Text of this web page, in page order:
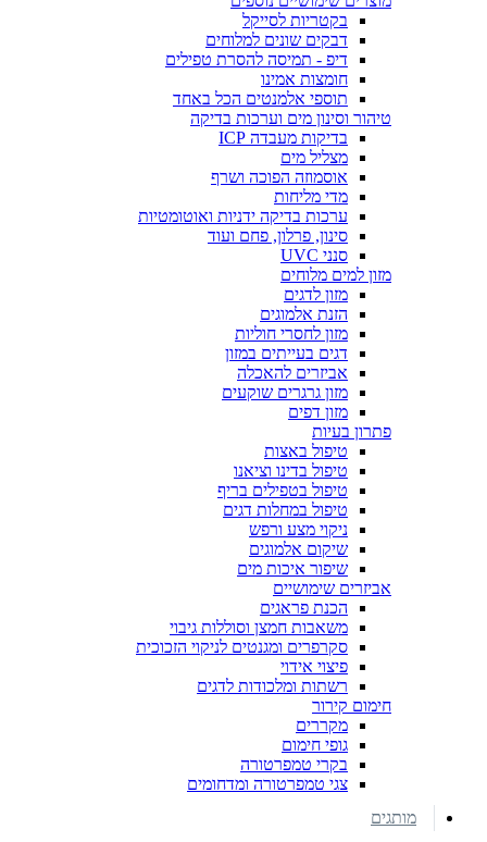
בקטריות לסייקל
דבקים שונים למלוחים
דיפ - תמיסה להסרת טפילים
חומצות אמינו
תוספי אלמנטים הכל באחד
טיהור וסינון מים וערכות בדיקה
בדיקות מעבדה ICP
מצליל מים
אוסמוזה הפוכה ושרף
מדי מליחות
ערכות בדיקה ידניות ואוטומטיות
סינון, פרלון, פחם ועוד
סנני UVC
מזון למים מלוחים
מזון לדגים
הזנת אלמוגים
מזון לחסרי חוליות
דגים בעייתים במזון
אביזרים להאכלה
מזון גרגרים שוקעים
מזון דפים
פתרון בעיות
טיפול באצות
טיפול בדינו וציאנו
טיפול בטפילים בריף
טיפול במחלות דגים
ניקוי מצע ורפש
שיקום אלמוגים
שיפור איכות מים
אביזרים שימושיים
הכנת פראגים
משאבות חמצן וסוללות גיבוי
סקרפרים ומגנטים לניקוי הזכוכית
פיצוי אידוי
רשתות ומלכודות לדגים
חימום קירור
מקררים
גופי חימום
בקרי טמפרטורה
צגי טמפרטורה ומדחומים
מותגים